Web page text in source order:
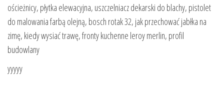
ościeżnicy, płytka elewacyjna, uszczelniacz dekarski do blachy, pistolet
do malowania farbą olejną, bosch rotak 32, jak przechować jabłka na
zimę, kiedy wysiać trawę, fronty kuchenne leroy merlin, profil
budowlany
yyyyy